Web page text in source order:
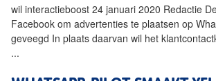
wil interactieboost 24 januari 2020 Redactie
Facebook om advertenties te plaatsen op
geveegd In plaats daarvan wil het
...